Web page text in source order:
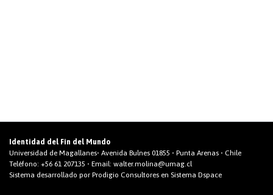
Identidad del Fin del Mundo
Universidad de Magallanes• Avenida Bulnes 01855 • Punta Arenas • Chile
Teléfono: +56 61 207135 • Email: walter.molina@umag.cl
Sistema desarrollado por Prodigio Consultores en Sistema Dspace